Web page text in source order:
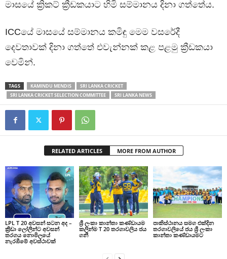
මාසයේ ක්‍රිකට් ක්‍රීඩකයාට හිමි සම්මානය දිනා ගත්තේය.
ICCයේ මාසයේ සම්මානය කමිඳු මෙම වසරේදී
දෙවතාවක් දිනා ගත්තේ එවැන්නක් කළ පළමු ක්‍රීඩකයා
වෙමින්.
TAGS KAMINDU MENDIS
SRI LANKA CRICKET
SRI LANKA CRICKET SELECTION COMMITTEE
SRI LANKA NEWS
RELATED ARTICLES MORE FROM AUTHOR
LPL T 20 අවසන් සටන අද –
ක්‍රීඩා ලෝලීන්ට අවසන්
තරගය නොමිලයේ
නැරඹීමේ අවස්ථාවක්
ශ්‍රී ලංකා කාන්තා කණ්ඩායම
කලින්ම T 20 තරගාවලිය ජය
ගනී
පාකිස්ථානය සමග එක්දින
තරගාවලියේ ජය ශ්‍රී ලංකා
කාන්තා කණ්ඩායමට